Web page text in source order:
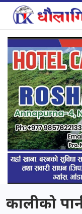
कालीको